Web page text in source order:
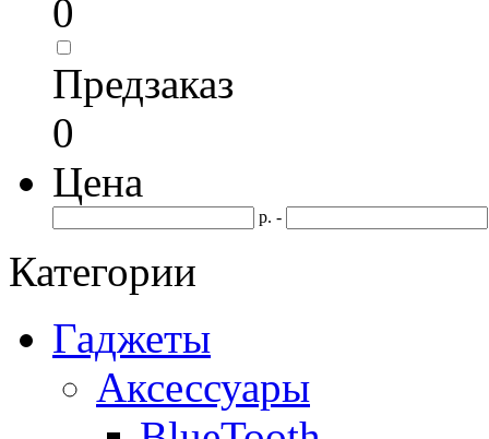
0
Предзаказ
0
Цена
р. -
Категории
Гаджеты
Аксессуары